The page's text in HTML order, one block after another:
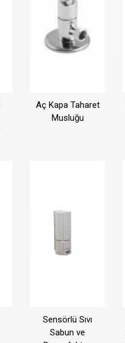
Aç Kapa Taharet
Musluğu
Sensörlü Sıvı
Sabun ve